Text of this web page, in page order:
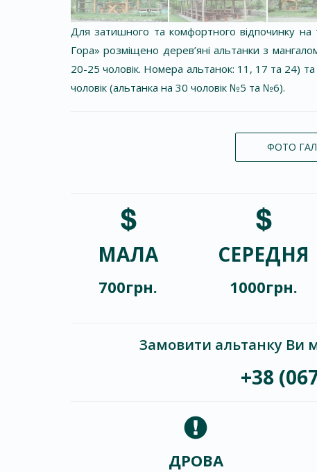
Для затишного та комфортного відпочинку на
Гора» розміщено дерев’яні альтанки з
20-25 чоловік. Номера альтанок: 11, 17 та 24) та
чоловік (альтанка на 30 чоловік №5 та №6).
ФОТО
МАЛА
700грн.
СЕРЕДНЯ
1000грн.
Замовити альтанку Ви
+38
ДРОВА